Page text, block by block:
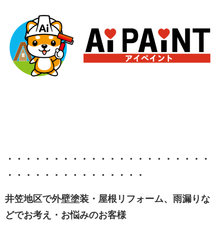
・・・・・・・・・・・・・・・・・・・・・・
・・・・・・・・・・・・・・・
井笠地区で外壁塗装・屋根リフォーム、雨漏りな
どでお考え・お悩みのお客様